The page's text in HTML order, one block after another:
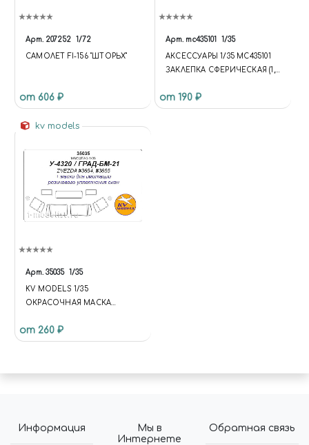
Арт. 207252 1/72
САМОЛЕТ FI-156 "ШТОРЬХ"
от 606 ₽
Арт. mc435101 1/35
АКСЕССУАРЫ 1/35 MC435101
ЗАКЛЕПКА СФЕРИЧЕСКАЯ (1,6
ОТВЕРСТИЕ 1,0 ММ)
от 190 ₽
kv models
Арт. 35035 1/35
KV MODELS 1/35
ОКРАСОЧНАЯ МАСКА
от 260 ₽
Информация
Мы в
Интернете
Обратная связь